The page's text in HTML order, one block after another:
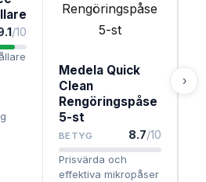
/10
Medela Quick
Clean
Rengöringspåse
5-st
BETYG 8.7/10
Prisvärda och
effektiva mikropåser
›